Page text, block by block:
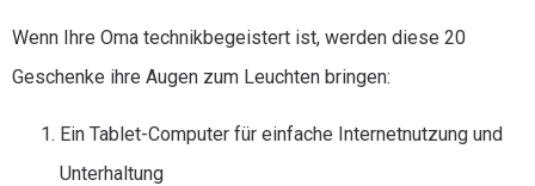
Wenn Ihre Oma technikbegeistert ist, werden diese 20
Geschenke ihre Augen zum Leuchten bringen:
Ein Tablet-Computer für einfache Internetnutzung und
Unterhaltung